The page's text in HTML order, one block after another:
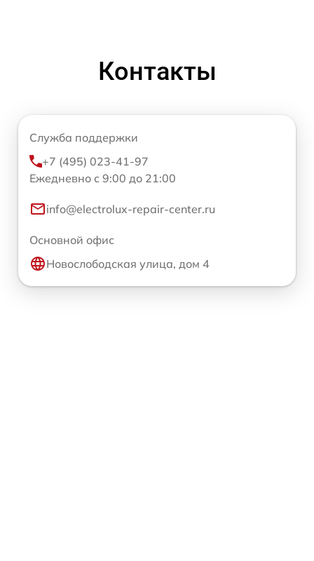
Контакты
Служба поддержки
+7 (495) 023-41-97
Ежедневно с 9:00 до 21:00
info@electrolux-repair-center.ru
Основной офис
Новослободская улица, дом 4